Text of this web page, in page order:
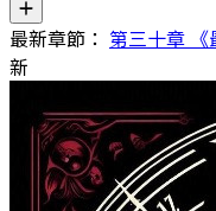
最新章節： 第三十章 《
新